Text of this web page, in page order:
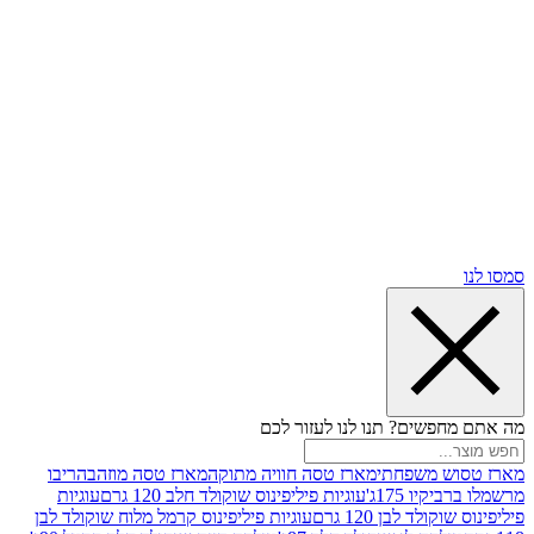
תנו לנו לעזור לכם
משפחתימארז טסה חוויה מתוקהמארז טסה מוזהבהריבו
175ג'
עוגיות פיליפינוס שוקולד חלב 120 גרם
עוגיות
לבן 120 גרם
עוגיות פיליפינוס קרמל מלוח שוקולד לבן